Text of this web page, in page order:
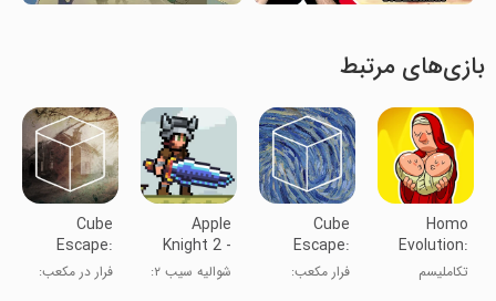
بازی‌های مرتبط
Homo
Evolution:
Human
Origins
تکاملیسم
Cube
Escape:
Arles
فرار مکعب:
Apple
Knight 2 -
Platformerشوالیه سیب ۲:
Cube
Escape:
Case 23
فرار در مکعب: